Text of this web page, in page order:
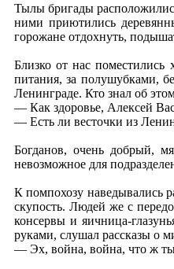
Тылы бригады
ними приютились
горожане отдохнуть,
Близко от нас
питания, за полушубками,
Ленинграде. Кто знал об
— Как здоровье, Алексей
— Есть ли весточки из
Богданов, очень добрый,
невозможное для
К помпохозу наведывались
скупость. Людей же с
консервы и яичница-
руками, слушал рассказы о
— Эх, война, война, что ж ты